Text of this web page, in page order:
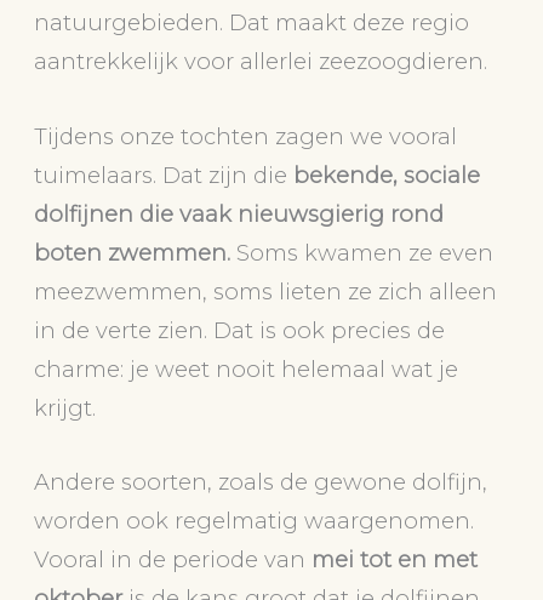
natuurgebieden. Dat maakt deze regio
aantrekkelijk voor allerlei zeezoogdieren.
Tijdens onze tochten zagen we vooral
tuimelaars. Dat zijn die bekende, sociale
dolfijnen die vaak nieuwsgierig rond
boten zwemmen. Soms kwamen ze even
meezwemmen, soms lieten ze zich alleen
in de verte zien. Dat is ook precies de
charme: je weet nooit helemaal wat je
krijgt.
Andere soorten, zoals de gewone dolfijn,
worden ook regelmatig waargenomen.
Vooral in de periode van mei tot en met